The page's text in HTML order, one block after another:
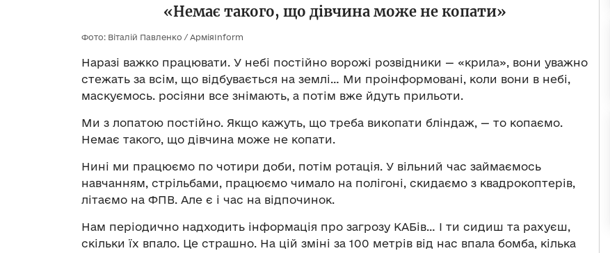
«Немає такого, що дівчина може не копати»
Фото: Віталій Павленко / АрміяInform
Наразі важко працювати. У небі постійно ворожі розвідники — «крила», вони уважно
стежать за всім, що відбувається на землі… Ми проінформовані, коли вони в небі,
маскуємось. росіяни все знімають, а потім вже йдуть прильоти.
Ми з лопатою постійно. Якщо кажуть, що треба викопати бліндаж, — то копаємо.
Немає такого, що дівчина може не копати.
Нині ми працюємо по чотири доби, потім ротація. У вільний час займаємось
навчанням, стрільбами, працюємо чимало на полігоні, скидаємо з квадрокоптерів,
літаємо на ФПВ. Але є і час на відпочинок.
Нам періодично надходить інформація про загрозу КАБів… І ти сидиш та рахуєш,
скільки їх впало. Це страшно. На цій зміні за 100 метрів від нас впала бомба, кілька